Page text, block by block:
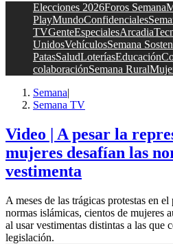
Elecciones 2026Foros Semana
PlayMundoConfidenciales
TVGenteEspecialesArcadia
UnidosVehículosSemana
PatasSaludLoteríasEducación
colaboraciónSemana Rural
Semana|
Semana TV
Video | A pesar la
mujeres desafían las
vestimenta
A meses de las trágicas protestas en
normas islámicas, cientos de mujeres
al usar vestimentas distintas a las que
legislación.